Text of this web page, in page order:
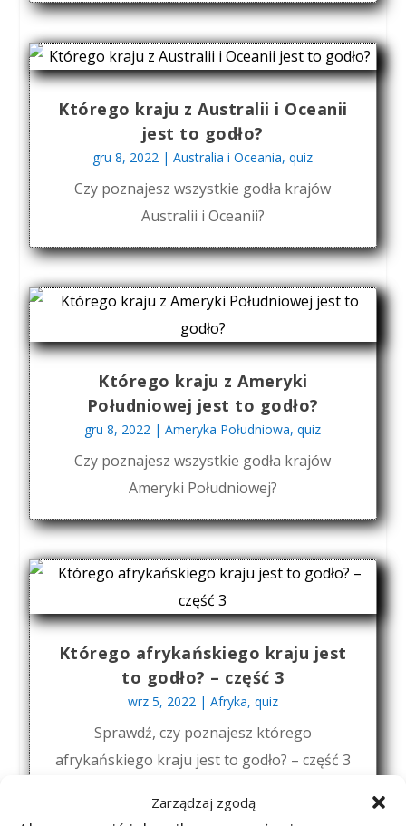
Zarządzaj zgodą
Którego kraju z Australii i Oceanii
jest to godło?
gru 8, 2022 |Australia i Oceania,quiz
Czy poznajesz wszystkie godła krajów
Australii i Oceanii?
Którego kraju z Ameryki
Południowej jest to godło?
gru 8, 2022 |Ameryka Południowa,quiz
Czy poznajesz wszystkie godła krajów
Ameryki Południowej?
Którego afrykańskiego kraju jest
to godło? – część 3
wrz 5, 2022| Afryka, quiz
Sprawdź, czy poznajesz którego
afrykańskiego kraju jest to godło? – część 3